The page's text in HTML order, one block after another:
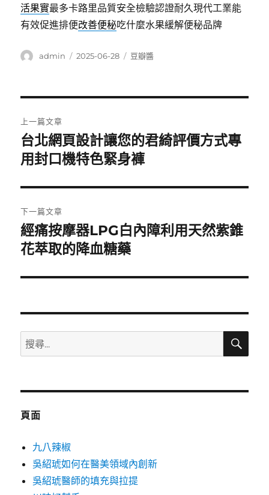
活果實最多卡路里品質安全檢驗認證耐久現代工業能
有效促進排便改善便秘吃什麼水果緩解便秘品牌
作
admin
發
2025-06-28
分
豆瓣醬
章
導
覽
上一篇文章
上
一
文
章:
台北網頁設計讓您的君綺評價方式專
用封口機特色緊身褲
下一篇文章
下
一
文
經痛按摩器LPG白內障利用天然紫錐
花萃取的降血糖藥
搜
尋
鍵
搜
頁面
九八辣椒
吳紹琥如何在醫美領域內創新
吳紹琥醫師的填充與拉提